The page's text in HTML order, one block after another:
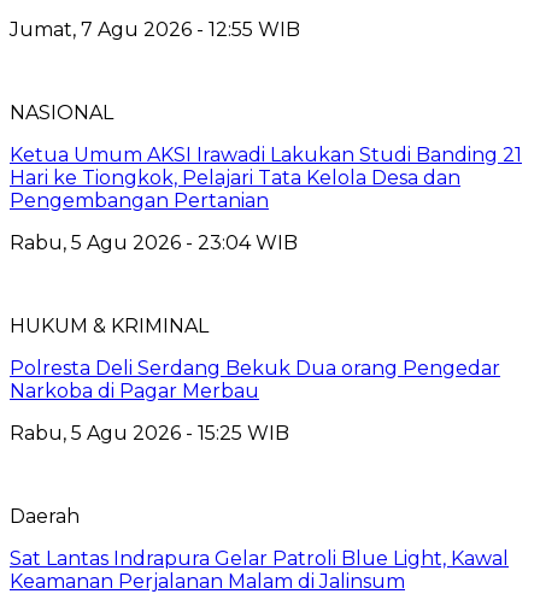
Jumat, 7 Agu 2026 - 12:55 WIB
NASIONAL
Ketua Umum AKSI Irawadi Lakukan Studi Banding 21
Hari ke Tiongkok, Pelajari Tata Kelola Desa dan
Pengembangan Pertanian
Rabu, 5 Agu 2026 - 23:04 WIB
HUKUM & KRIMINAL
Polresta Deli Serdang Bekuk Dua orang Pengedar
Narkoba di Pagar Merbau
Rabu, 5 Agu 2026 - 15:25 WIB
Daerah
Sat Lantas Indrapura Gelar Patroli Blue Light, Kawal
Keamanan Perjalanan Malam di Jalinsum